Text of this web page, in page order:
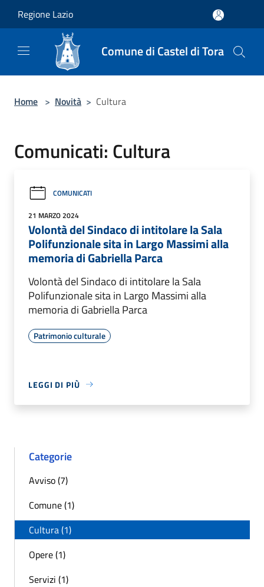
Regione Lazio
Comune di Castel di Tora
Home > Novità > Cultura
Comunicati: Cultura
COMUNICATI
21 MARZO 2024
Volontà del Sindaco di intitolare la Sala
Polifunzionale sita in Largo Massimi alla
memoria di Gabriella Parca
Volontà del Sindaco di intitolare la Sala
Polifunzionale sita in Largo Massimi alla
memoria di Gabriella Parca
Patrimonio culturale
LEGGI DI PIÙ
Categorie
Avviso (7)
Comune (1)
Cultura (1)
Opere (1)
Servizi (1)